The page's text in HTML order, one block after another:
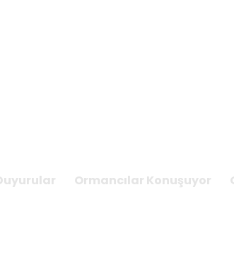
Ormancılar Konuşuyor